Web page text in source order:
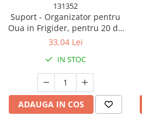
131352
Suport - Organizator pentru
Oua in Frigider, pentru 20 de
oua in 2 Straturi, din Plastic
Transparent
33,04 Lei
IN STOC
ADAUGA IN COS